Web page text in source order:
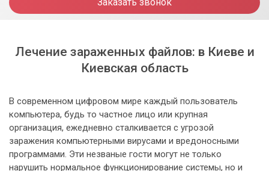
Лечение зараженных файлов: в Киеве и
Киевская область
В современном цифровом мире каждый пользователь
компьютера, будь то частное лицо или крупная
организация, ежедневно сталкивается с угрозой
заражения компьютерными вирусами и вредоносными
программами. Эти незваные гости могут не только
нарушить нормальное функционирование системы, но и